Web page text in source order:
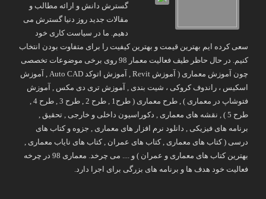
گسترش دانش و ارائه مطالب و
مقالات جدید روز دنیا گسترش می
دهیم. ما در سیاست کاری خود
سعی کرده ایم بهترین قیمت و بهترین کیفیت را برای متفاوت بودن انتخاب
کنیم. در حال حاظر طیف فعالیت معمار 98 روی برخی موضوعات تخصصی
چون آموزش معماری ( آموزش Revit , آموزش اتوکد Auto CAD , آموزش
اسکیس ، راندوف کروکی ، شیت بندی , آموزش تری دی مکس , آموزش
فتوشاپ در معماری ) , طرح معماری ( طرح1 , طرح 2 , طرح 3 , طرح 4 ,
طرح 5 ) , نقشه های معماری , دکوراسیون داخلی و خارجی , تحقیق ,
برنامه های فیزیکی , دانلود نرم افزار های معماری , جزوه و کتاب های
درسی ( کتاب های معماری , کتاب های عمران , کتاب های نایاب معماری ,
بهترین کتاب های معماری و عمران ) و .... می چرخد. معماری 98 در چرخه
فعالیت خود هدف ها و برنامه های بزرگی برای اجرا دارد.